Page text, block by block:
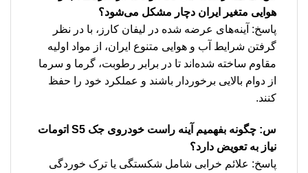
هوایی متغیر ایران دچار مشکل می‌شود؟
پاسخ: آینه‌های عرضه شده در لیفان کارز، با در نظر
گرفتن شرایط آب و هوایی متنوع ایران، از مواد اولیه
مقاوم ساخته شده‌اند تا در برابر رطوبت، گرما و سرما
از دوام بالایی برخوردار باشند و عملکرد خود را حفظ
کنند.
س: چگونه بفهمیم آینه راست خودروی جک S5 اتومات
نیاز به تعویض دارد؟
پاسخ: علائم خرابی شامل شکستگی یا ترک خوردگی